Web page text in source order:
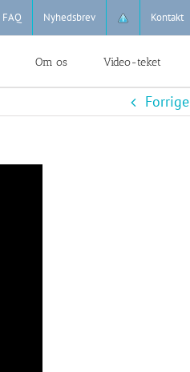
FAQ Nyhedsbrev Kontakt
Om os Video-teket
Forrige